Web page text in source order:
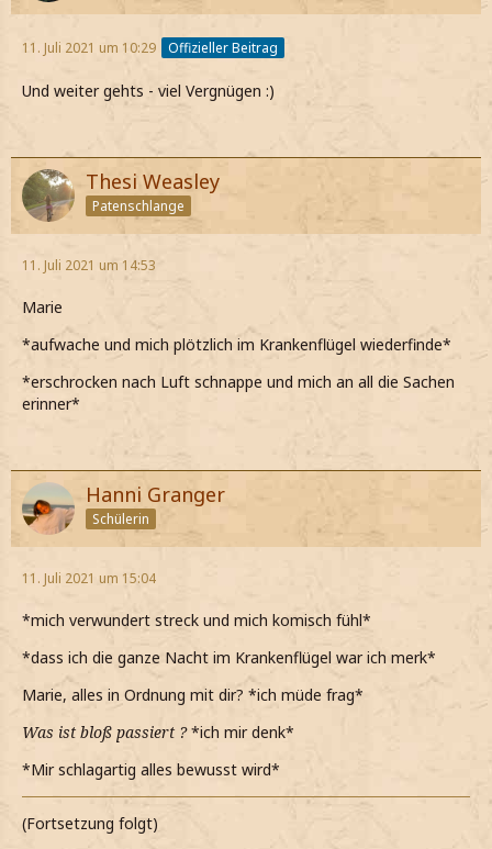
11. Juli 2021 um 10:29 Offizieller Beitrag
Und weiter gehts - viel Vergnügen :)
Thesi Weasley
Patenschlange
11. Juli 2021 um 14:53
Marie
*aufwache und mich plötzlich im Krankenflügel wiederfinde*
*erschrocken nach Luft schnappe und mich an all die Sachen
erinner*
Hanni Granger
Schülerin
11. Juli 2021 um 15:04
*mich verwundert streck und mich komisch fühl*
*dass ich die ganze Nacht im Krankenflügel war ich merk*
Marie, alles in Ordnung mit dir? *ich müde frag*
Was ist bloß passiert ?*ich mir denk*
*Mir schlagartig alles bewusst wird*
(Fortsetzung folgt)